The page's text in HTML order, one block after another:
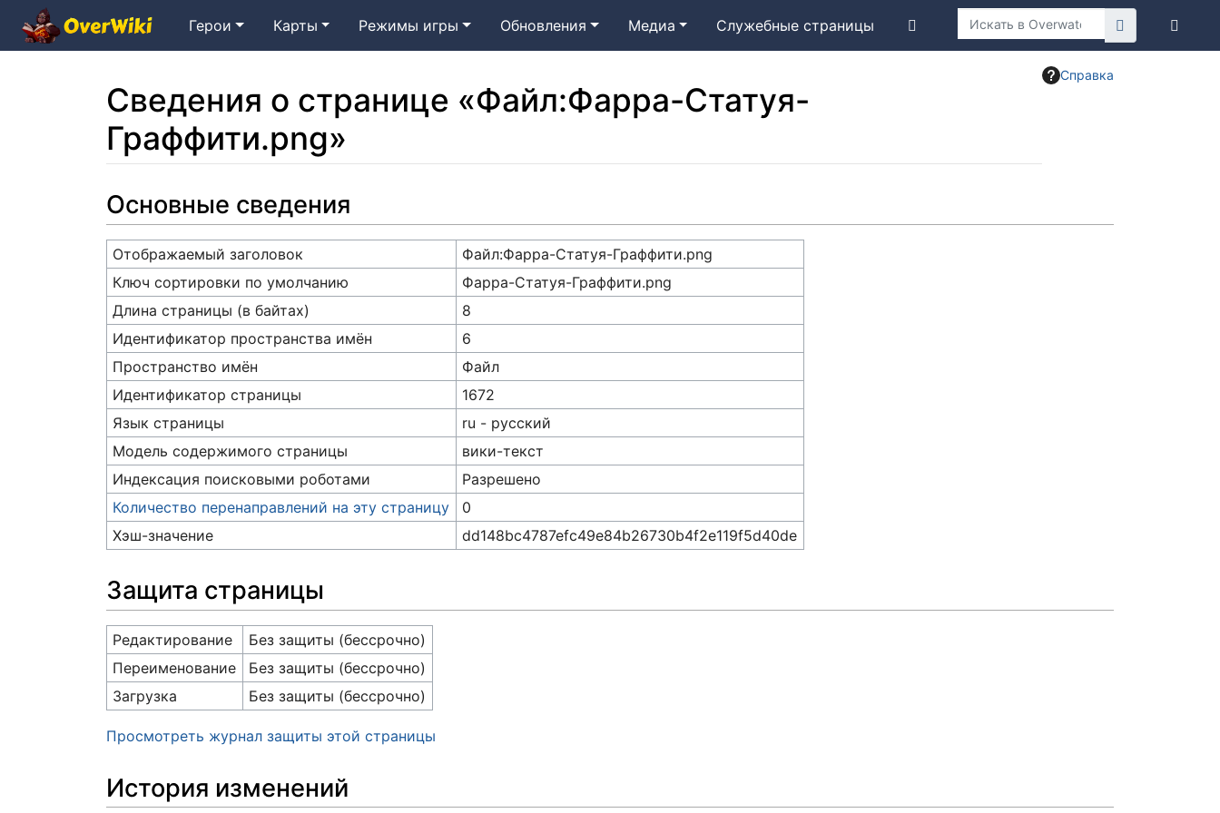
Герои Карты Режимы игры Обновления Медиа Служебные страницы
Справка
Сведения о странице «Файл:Фарра-Статуя-
Граффити.png»
Основные сведения
Отображаемый заголовок
Файл:Фарра-Статуя-Граффити.png
Ключ сортировки по умолчанию
Фарра-Статуя-Граффити.png
Длина страницы (в байтах)
8
Идентификатор пространства имён
6
Пространство имён
Файл
Идентификатор страницы
1672
Язык страницы
ru - русский
Модель содержимого страницы
вики-текст
Индексация поисковыми роботами
Разрешено
Количество перенаправлений на эту страницу
0
Хэш-значение
dd148bc4787efc49e84b26730b4f2e119f5d40de
Защита страницы
Редактирование
Без защиты (бессрочно)
Переименование
Без защиты (бессрочно)
Загрузка
Без защиты (бессрочно)
Просмотреть журнал защиты этой страницы
История изменений